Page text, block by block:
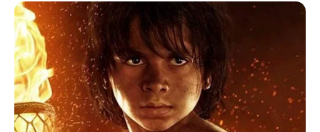
INTERASEO
Hay retrasos en la
recolección de basuras en
Ibagué por las fuertes
lluvias